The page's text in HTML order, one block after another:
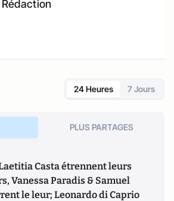
24 Heures 7 Jours
PLUS PARTAGES
Casta étrennent leurs
Vanessa Paradis & Samuel
le leur; Leonardo di Caprio